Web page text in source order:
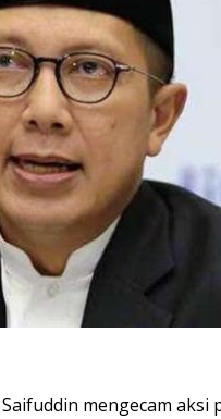
mengecam aksi